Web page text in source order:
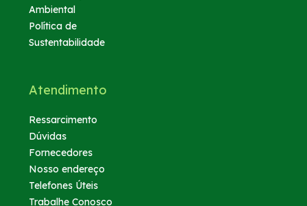
Ambiental
Política de
Sustentabilidade
Atendimento
Ressarcimento
Dúvidas
Fornecedores
Nosso endereço
Telefones Úteis
Trabalhe Conosco